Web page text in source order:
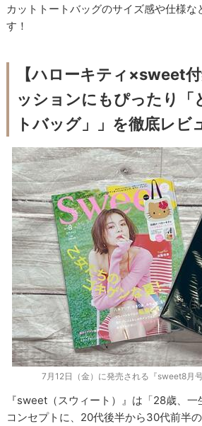
カットトートバッグのサイズ感や仕様な
す！
【ハローキティ×sweet
ッションにもぴったり「
トバッグ」」を徹底レビ
7月12日（金）に発売される『sweet8月
『sweet（スウィート）』は「28歳、一
コンセプトに、20代後半から30代前半